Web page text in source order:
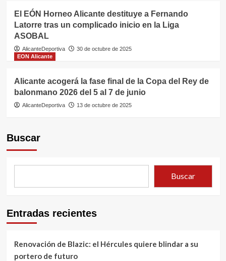
El EÓN Horneo Alicante destituye a Fernando
Latorre tras un complicado inicio en la Liga
ASOBAL
AlicanteDeportiva
30 de octubre de 2025
EON Alicante
Alicante acogerá la fase final de la Copa del Rey de
balonmano 2026 del 5 al 7 de junio
AlicanteDeportiva 13 de octubre de 2025
Buscar
Buscar
Entradas recientes
Renovación de Blazic: el Hércules quiere blindar a su
portero de futuro